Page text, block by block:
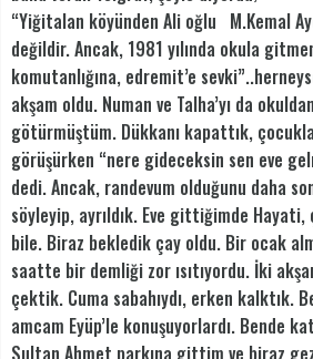
“Yiğitalan köyünden Ali oğlu M.Kemal
değildir. Ancak, 1981 yılında okula
komutanlığına, edremit’e
akşam oldu. Numan ve Talha’yı da
götürmüştüm. Dükkanı kapattık,
görüşürken “nere gideceksin sen eve
dedi. Ancak, randevum olduğunu daha
söyleyip, ayrıldık. Eve gittiğimde
bile. Biraz bekledik çay oldu. Bir ocak
saatte bir demliği zor ısıtıyordu. İki
çektik. Cuma sabahıydı, erken kalktık.
amcam Eyüp’le konuşuyorlardı. Bende
Sultan Ahmet parkına gittim ve biraz